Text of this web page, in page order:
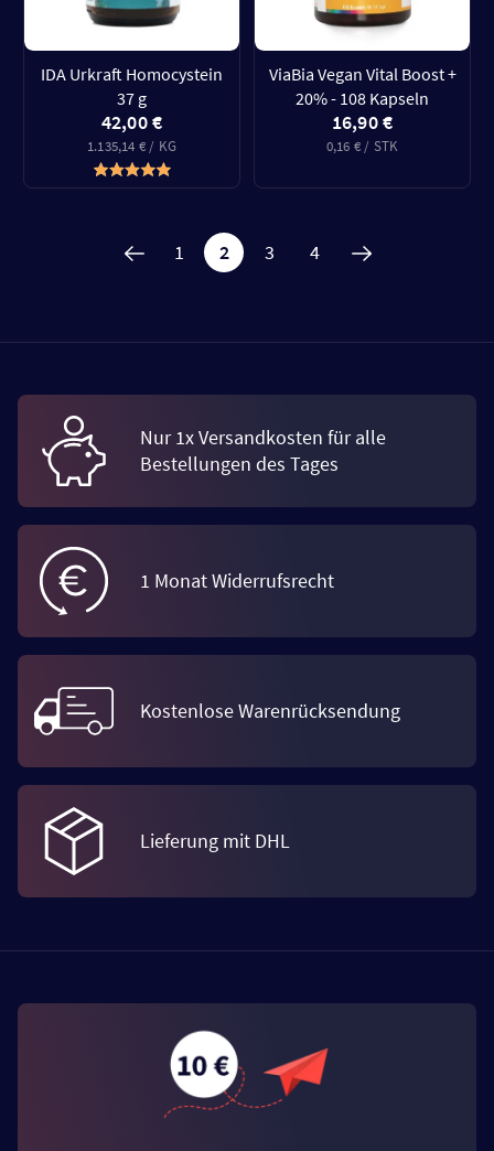
IDA Urkraft Homocystein
37 g
42,00 €
1.135,14 € / KG
ViaBia Vegan Vital Boost +
20% - 108 Kapseln
16,90 €
0,16 € / STK
1 2 3 4
Nur 1x Versandkosten für alle
Bestellungen des Tages
1 Monat Widerrufsrecht
Kostenlose Warenrücksendung
Lieferung mit DHL